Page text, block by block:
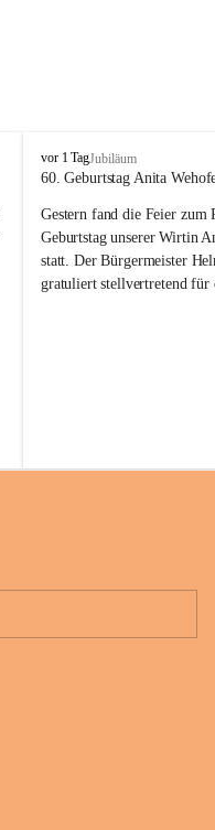
T
o
a
j
vor 1 TagJubiläum
60. Geburtstag Anita
Gestern fand die Feier zum
Geburtstag unserer Wirtin
statt. Der Bürgermeister
gratuliert stellvertretend für
Gesundheit, Gelassenheit